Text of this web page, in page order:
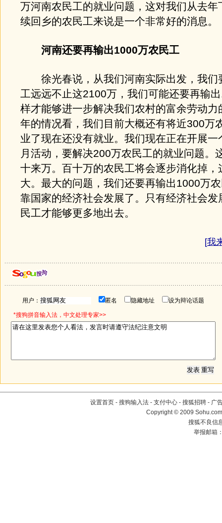
万河南农民工的就业问题，这对我们从去年
续回乡的农民工来说是一个非常好的消息。
河南还要再输出1000万农民工
徐光春说，从我们河南实际出发，我们
工远远不止这2100万，我们可能还要再输
样才能够进一步解决我们农村的富余劳动力
年的情况看，我们目前大概还有将近300万
业了现在还没有就业。我们现在正在开展一
月活动，要解决200万农民工的就业问题。
十来万。百十万的农民工将会逐步消化掉，
大。最大的问题，我们还要再输出1000万
靠国家的经济社会发展了。只有经济社会发
民工才能够更多地出去。
[我
用户： 匿名 隐藏地址 设为辩论话题
*搜狗拼音输入法，中文处理专家>>
设置首页 - 搜狗输入法 - 支付中心 - 搜狐招聘 - 广
Copyright © 2009
搜狐不良信
举报邮箱